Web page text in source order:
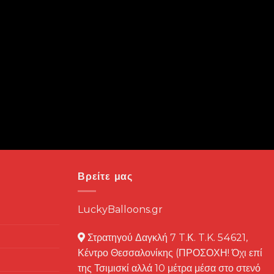
Βρείτε μας
LuckyBalloons.gr
Στρατηγού Δαγκλή 7 T.Κ. T.K. 54621,
Κέντρο Θεσσαλονίκης (ΠΡΟΣΟΧΗ! Όχι επί
της Τσιμισκί αλλά 10 μέτρα μέσα στο στενό